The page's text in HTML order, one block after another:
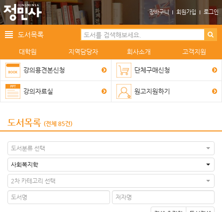
장바구니 회원가입 로그인
도서목록
대학원 지역담당자 회사소개 고객지원
강의용견본신청 단체구매신청
강의자료실 원고지원하기
도서목록 (전체 85건)
도서분류 선택
사회복지학
2차 카테고리 선택